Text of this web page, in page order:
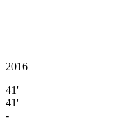
2016
41'
41'
-